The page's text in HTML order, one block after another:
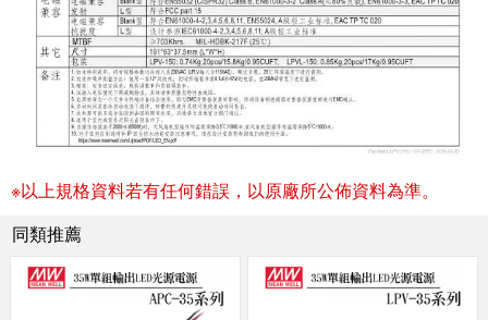
※以上規格資料若有任何錯誤，以原廠所公佈資料為準。
同類推薦